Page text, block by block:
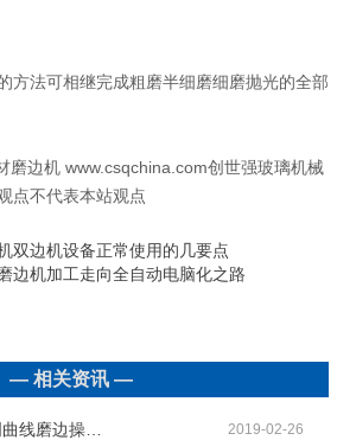
方法可相继完成粗磨半细磨细磨抛光的全部
边机 www.csqchina.com创世强玻璃机械
点不代表本站观点
双边机设备正常使用的几要点
边机加工走向全自动电脑化之路
— 相关资讯 —
线磨边操… 2019-02-26